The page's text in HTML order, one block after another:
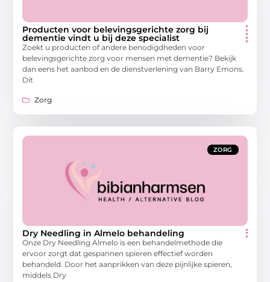
Producten voor belevingsgerichte zorg bij
dementie vindt u bij deze specialist
Zoekt u producten of andere benodigdheden voor
belevingsgerichte zorg voor mensen met dementie? Bekijk
dan eens het aanbod en de dienstverlening van Barry Emons.
Dit
Zorg
ZORG
Dry Needling in Almelo behandeling
Onze Dry Needling Almelo is een behandelmethode die
ervoor zorgt dat gespannen spieren effectief worden
behandeld. Door het aanprikken van deze pijnlijke spieren,
middels Dry